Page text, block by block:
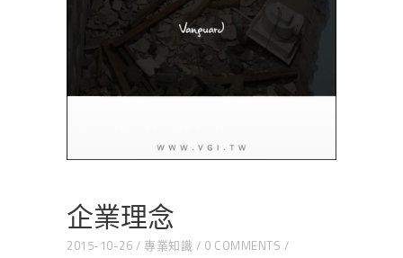
企業理念
2015-10-26 專業知識 0 COMMENTS